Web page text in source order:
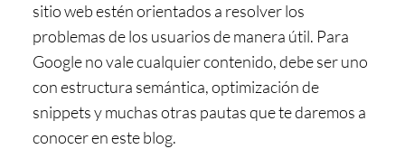
sitio web estén orientados a resolver los
problemas de los usuarios de manera útil. Para
Google no vale cualquier contenido, debe ser uno
con estructura semántica, optimización de
snippets y muchas otras pautas que te daremos a
conocer en este blog.